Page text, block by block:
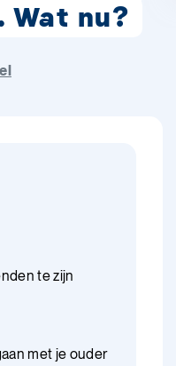
Wat nu?
te zijn
met je ouder